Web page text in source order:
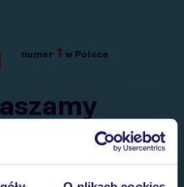
numer 1 w Polsce
na krótkie wakacje.